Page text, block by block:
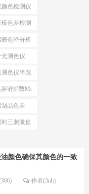
素
颜色检测仪
色差检测
酱色泽分析
仪
光测色仪
、SAV、
SSAV
测色仪半宽
带
异谱指数Mt
测试仪
制品色差
时三刺激值
颜色确保其颜色的一致
作者(3nh)